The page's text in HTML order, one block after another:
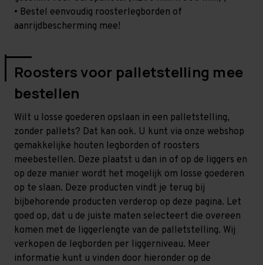
• Bestel eenvoudig roosterlegborden of
aanrijdbescherming mee!
Roosters voor palletstelling mee
bestellen
Wilt u losse goederen opslaan in een palletstelling,
zonder pallets? Dat kan ook. U kunt via onze webshop
gemakkelijke houten legborden of roosters
meebestellen. Deze plaatst u dan in of op de liggers en
op deze manier wordt het mogelijk om losse goederen
op te slaan. Deze producten vindt je terug bij
bijbehorende producten verderop op deze pagina. Let
goed op, dat u de juiste maten selecteert die overeen
komen met de liggerlengte van de palletstelling. Wij
verkopen de legborden per liggerniveau. Meer
informatie kunt u vinden door hieronder op de